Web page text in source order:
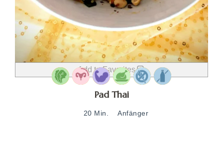
Add to Favorites
Pad Thai
20 Min. Anfänger